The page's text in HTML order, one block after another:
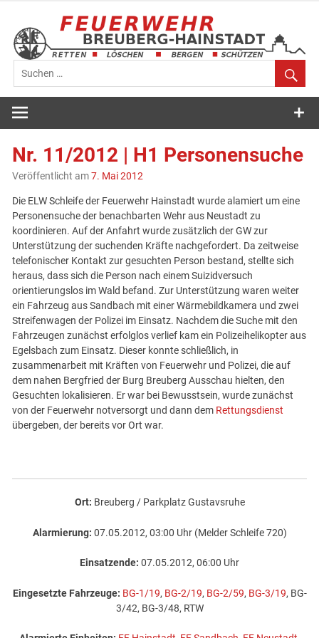
springen
Feuerwehr
Breuberg-
Hainstadt
Nr. 11/2012 | H1 Personensuche
Veröffentlicht am7. Mai 2012
Die ELW Schleife der Feuerwehr Hainstadt wurde alamiert um eine
Personensuche der benachbarten Wehr aus Neustadt zu
koordinieren. Auf der Anfahrt wurde zusätzlich der GW zur
Unterstützung der suchenden Kräfte nachgefordert. Da zeitweise
telefonischer Kontakt zur gesuchten Person bestand, stellte sich
heraus, dass sich die Person nach einem Suizidversuch
orientierungslos im Wald befand. Zur Unterstützung waren weiter
ein Fahrzeug aus Sandbach mit einer Wärmebildkamera und zwei
Streifenwagen der Polizei im Einsatz. Nachdem die Suche mit den
Fahrzeugen zunächst erfolglos verlief kam ein Polizeihelikopter aus
Egelsbach zum Einsatz. Dieser konnte schließlich, in
zusammenarbeit mit Kräften von Feuerwehr und Polizei, die auf
dem nahen Bergfried der Burg Breuberg Ausschau hielten, den
Gesuchten lokalisieren. Er war bei Bewusstsein, wurde zunächst
von der Feuerwehr notversorgt und dann dem Rettungsdienst
übergeben, der bereits vor Ort war.
Ort: Breuberg / Parkplatz Gustavsruhe
Alarmierung: 07.05.2012, 03:00 Uhr (Melder Schleife 720)
Einsatzende: 07.05.2012, 06:00 Uhr
Eingesetzte Fahrzeuge: BG-1/19, BG-2/19, BG-2/59, BG-3/19, BG-
3/42, BG-3/48, RTW